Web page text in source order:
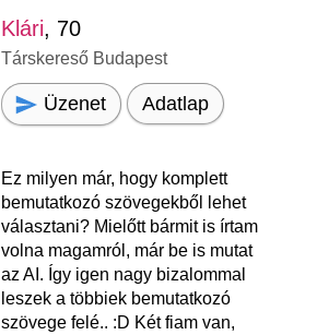
Klári, 70
Társkereső Budapest
Üzenet Adatlap
Ez milyen már, hogy komplett
bemutatkozó szövegekből lehet
választani? Mielőtt bármit is írtam
volna magamról, már be is mutat
az AI. Így igen nagy bizalommal
leszek a többiek bemutatkozó
szövege felé.. :D Két fiam van,